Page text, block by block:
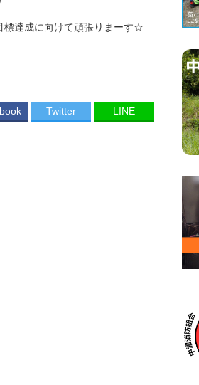
標達成に向けて頑張りまーす☆
Twitter LINE